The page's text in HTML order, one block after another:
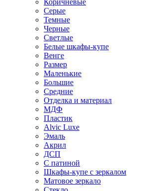
Коричневые
Серые
Темные
Черные
Светлые
Белые шкафы-купе
Венге
Размер
Маленькие
Большие
Средние
Отделка и материал
МДФ
Пластик
Alvic Luxe
Эмаль
Акрил
ДСП
С патиной
Шкафы-купе с зеркалом
Матовое зеркало